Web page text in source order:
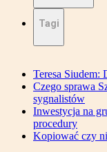
Tagi
Teresa Siudem:
Czego sprawa
sygnalistów
Inwestycja na
procedury
Kopiować czy